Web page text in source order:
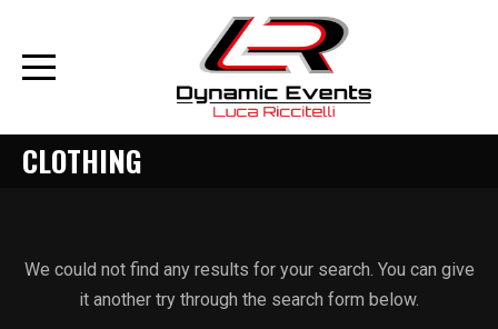
CLOTHING
We could not find any results for your search. You can give
it another try through the search form below.